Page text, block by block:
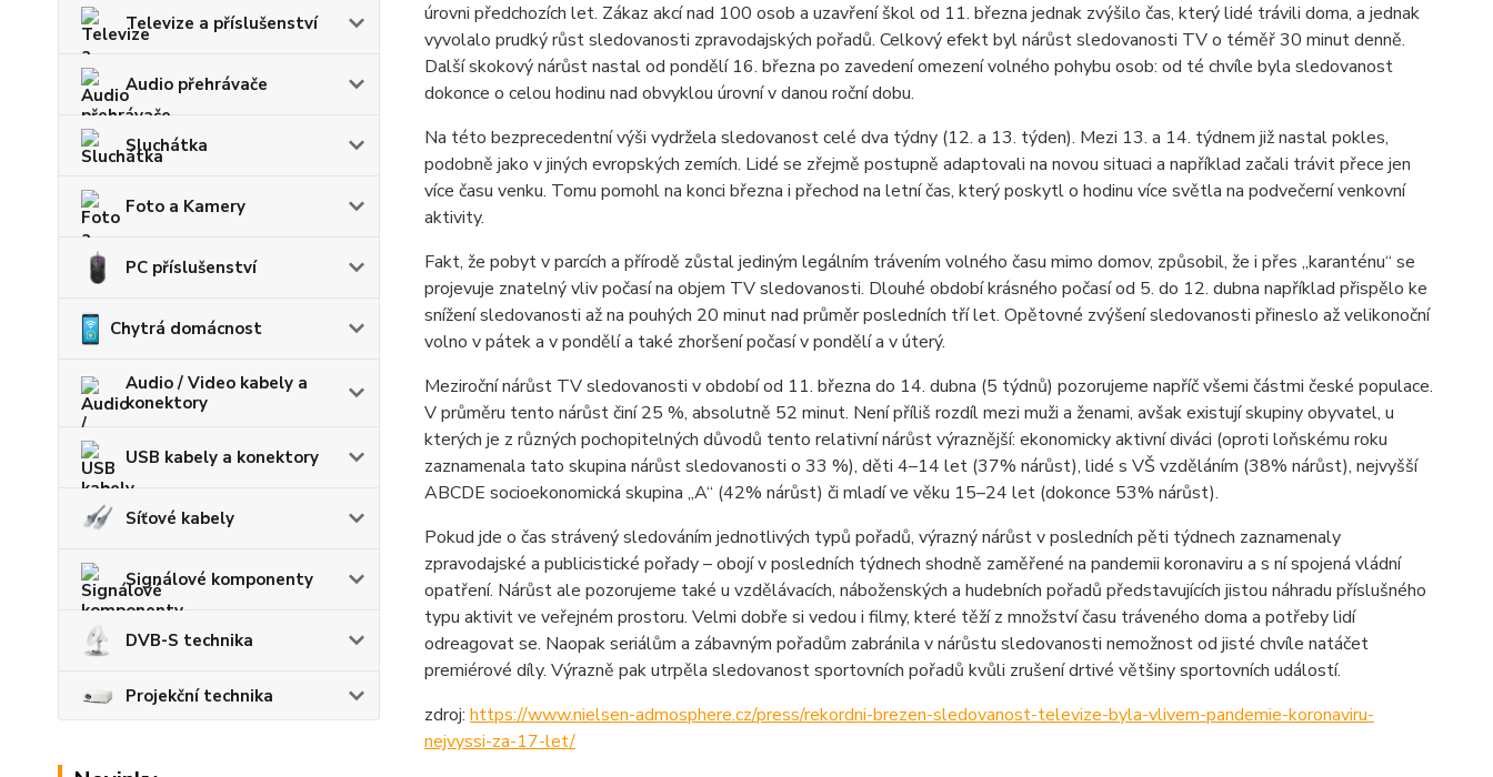
Televize a příslušenství
Audio přehrávače
Sluchátka
Foto a Kamery
PC příslušenství
Chytrá domácnost
Audio / Video kabely a
konektory
USB kabely a konektory
Síťové kabely
Signálové komponenty
DVB-S technika
Projekční technika
úrovni předchozích let. Zákaz akcí nad 100 osob a uzavření škol od 11. března jednak zvýšilo čas, který lidé trávili doma, a jednak
vyvolalo prudký růst sledovanosti zpravodajských pořadů. Celkový efekt byl nárůst sledovanosti TV o téměř 30 minut denně.
Další skokový nárůst nastal od pondělí 16. března po zavedení omezení volného pohybu osob: od té chvíle byla sledovanost
dokonce o celou hodinu nad obvyklou úrovní v danou roční dobu.
Na této bezprecedentní výši vydržela sledovanost celé dva týdny (12. a 13. týden). Mezi 13. a 14. týdnem již nastal pokles,
podobně jako v jiných evropských zemích. Lidé se zřejmě postupně adaptovali na novou situaci a například začali trávit přece jen
více času venku. Tomu pomohl na konci března i přechod na letní čas, který poskytl o hodinu více světla na podvečerní venkovní
aktivity.
Fakt, že pobyt v parcích a přírodě zůstal jediným legálním trávením volného času mimo domov, způsobil, že i přes „karanténu“ se
projevuje znatelný vliv počasí na objem TV sledovanosti. Dlouhé období krásného počasí od 5. do 12. dubna například přispělo ke
snížení sledovanosti až na pouhých 20 minut nad průměr posledních tří let. Opětovné zvýšení sledovanosti přineslo až velikonoční
volno v pátek a v pondělí a také zhoršení počasí v pondělí a v úterý.
Meziroční nárůst TV sledovanosti v období od 11. března do 14. dubna (5 týdnů) pozorujeme napříč všemi částmi české populace.
V průměru tento nárůst činí 25 %, absolutně 52 minut. Není příliš rozdíl mezi muži a ženami, avšak existují skupiny obyvatel, u
kterých je z různých pochopitelných důvodů tento relativní nárůst výraznější: ekonomicky aktivní diváci (oproti loňskému roku
zaznamenala tato skupina nárůst sledovanosti o 33 %), děti 4–14 let (37% nárůst), lidé s VŠ vzděláním (38% nárůst), nejvyšší
ABCDE socioekonomická skupina „A“ (42% nárůst) či mladí ve věku 15–24 let (dokonce 53% nárůst).
Pokud jde o čas strávený sledováním jednotlivých typů pořadů, výrazný nárůst v posledních pěti týdnech zaznamenaly
zpravodajské a publicistické pořady – obojí v posledních týdnech shodně zaměřené na pandemii koronaviru a s ní spojená vládní
opatření. Nárůst ale pozorujeme také u vzdělávacích, náboženských a hudebních pořadů představujících jistou náhradu příslušného
typu aktivit ve veřejném prostoru. Velmi dobře si vedou i filmy, které těží z množství času tráveného doma a potřeby lidí
odreagovat se. Naopak seriálům a zábavným pořadům zabránila v nárůstu sledovanosti nemožnost od jisté chvíle natáčet
premiérové díly. Výrazně pak utrpěla sledovanost sportovních pořadů kvůli zrušení drtivé většiny sportovních událostí.
zdroj: https://www.nielsen-admosphere.cz/press/rekordni-brezen-sledovanost-televize-byla-vlivem-pandemie-koronaviru-
nejvyssi-za-17-let/